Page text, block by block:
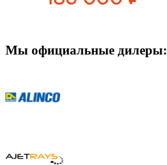
Мы официальные дилеры: